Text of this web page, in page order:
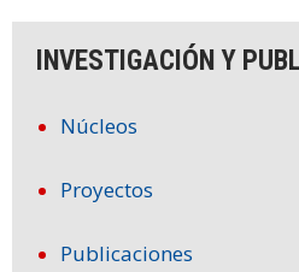
INVESTIGACIÓN Y
Núcleos
Proyectos
Publicaciones